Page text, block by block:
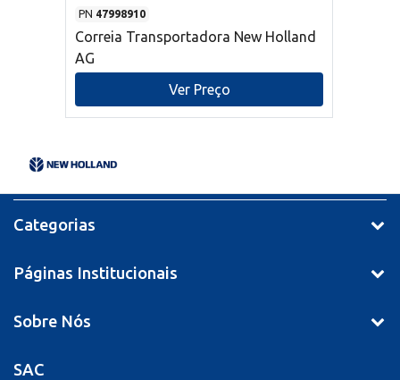
PN 47998910
Correia Transportadora New Holland
AG
Ver Preço
Categorias
Páginas Institucionais
Sobre Nós
SAC